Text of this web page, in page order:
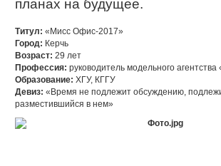
Gallery
планах на будущее.
Титул:«Мисс Офис-2017»
Город: Керчь
Возраст:29 лет
Профессия: руководитель модельного
Образование: ХГУ, КГГУ
Девиз: «Время не подлежит обсуждению,
разместившийся в нем»